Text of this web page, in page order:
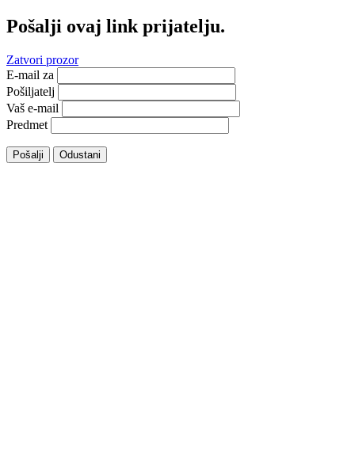
Pošalji ovaj link prijatelju.
Zatvori prozor
E-mail za
Pošiljatelj
Vaš e-mail
Predmet
Pošalji Odustani